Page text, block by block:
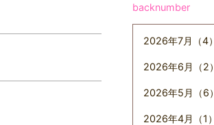
backnumber
2026年7月（4）
2026年6月（2）
2026年5月（6）
2026年4月（1）